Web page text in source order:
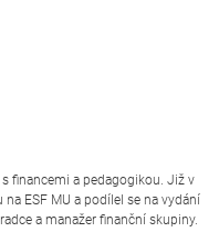
financemi a pedagogikou. Již v
ESF MU a podílel se na vydání
a manažer finanční skupiny.